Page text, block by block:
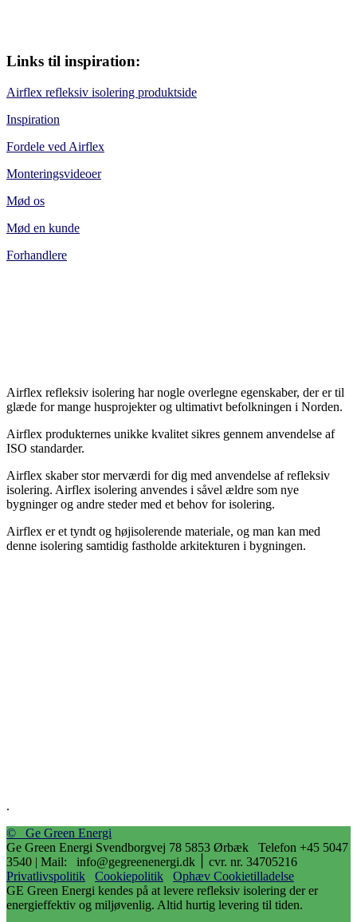
Links til inspiration:
Airflex refleksiv isolering produktside
Inspiration
Fordele ved Airflex
Monteringsvideoer
Mød os
Mød en kunde
Forhandlere
Airflex refleksiv isolering har nogle overlegne egenskaber, der er til
glæde for mange husprojekter og ultimativt befolkningen i Norden.
Airflex produkternes unikke kvalitet sikres gennem anvendelse af
ISO standarder.
Airflex skaber stor merværdi for dig med anvendelse af refleksiv
isolering. Airflex isolering anvendes i såvel ældre som nye
bygninger og andre steder med et behov for isolering.
Airflex er et tyndt og højisolerende materiale, og man kan med
denne isolering samtidig fastholde arkitekturen i bygningen.
.
© Ge Green Energi
Ge Green Energi Svendborgvej 78 5853 Ørbæk Telefon +45 5047
3540 | Mail: info@gegreenenergi.dk ׀ cvr. nr. 34705216
Privatlivspolitik
Cookiepolitik
Ophæv Cookietilladelse
GE Green Energi kendes på at levere refleksiv isolering der er
energieffektiv og miljøvenlig. Altid hurtig levering til tiden.